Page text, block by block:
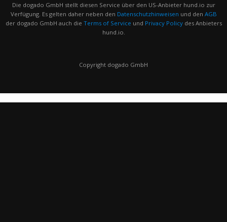
Die dogado GmbH stellt diesen Service über den US-Anbieter hund.io zur
Verfügung. Es gelten daher neben den Datenschutzhinweisen und den AGB
der dogado GmbH auch die Terms of Service und Privacy Policydes Anbieters
hund.io.
Copyright dogado GmbH